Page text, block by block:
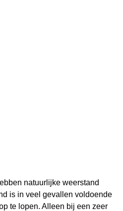
natuurlijke weerstand
is in veel gevallen voldoende
te lopen. Alleen bij een zeer